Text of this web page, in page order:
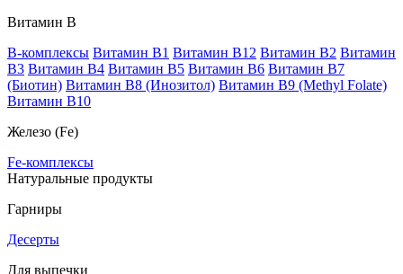
Витамин В
B-комплексы Витамин B1 Витамин B12 Витамин B2 Витамин
B3 Витамин B4 Витамин B5 Витамин B6 Витамин B7
(Биотин) Витамин B8 (Инозитол) Витамин B9 (Methyl Folate)
Витамин В10
Железо (Fe)
Fe-комплексы
Натуральные продукты
Гарниры
Десерты
Для выпечки